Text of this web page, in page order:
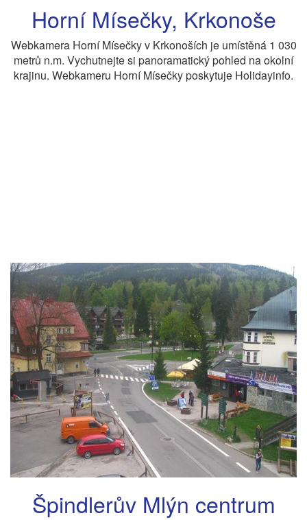
Horní Mísečky, Krkonoše
Webkamera Horní Mísečky v Krkonoších je umístěná 1 030
metrů n.m. Vychutnejte si panoramatický pohled na okolní
krajinu. Webkameru Horní Mísečky poskytuje Holidayinfo.
Špindlerův Mlýn centrum